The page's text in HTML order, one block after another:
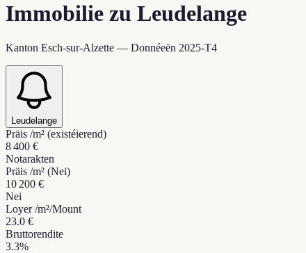
Immobilie zu Leudelange
Kanton Esch-sur-Alzette — Donnéeën 2025-T4
Leudelange
Präis /m² (existéierend)
8 400 €
Notarakten
Präis /m² (Nei)
10 200 €
Nei
Loyer /m²/Mount
23.0 €
Bruttorendite
3.3%